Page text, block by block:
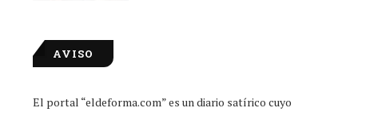
AVISO
El portal “eldeforma.com” es un diario satírico cuyo